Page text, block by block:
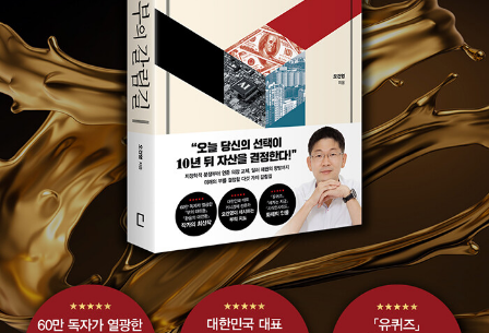
다. 2025년에 출간한 『환율의 대전환』 역시 출간 즉시 화제를 모으며
분야 베스트셀러에 진입했다. 서강대학교 사회과학부와 미국 에모리
대학교 고이주에타 경영대학원(Goizueta Business School)을 졸업
했으며 미국 공인회계사(AICPA) 등 다수의 금융 관련 자격을 보유하
고 있다.